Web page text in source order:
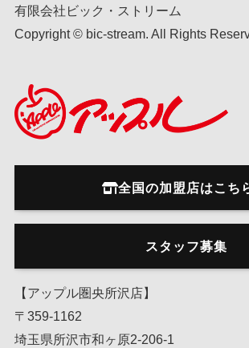
有限会社ビック・ストリーム
Copyright © bic-stream. All Rights
全国の加盟店はこち
スタッフ募集
【アップル圏央所沢店】
〒359-1162
埼玉県所沢市和ヶ原2-206-1